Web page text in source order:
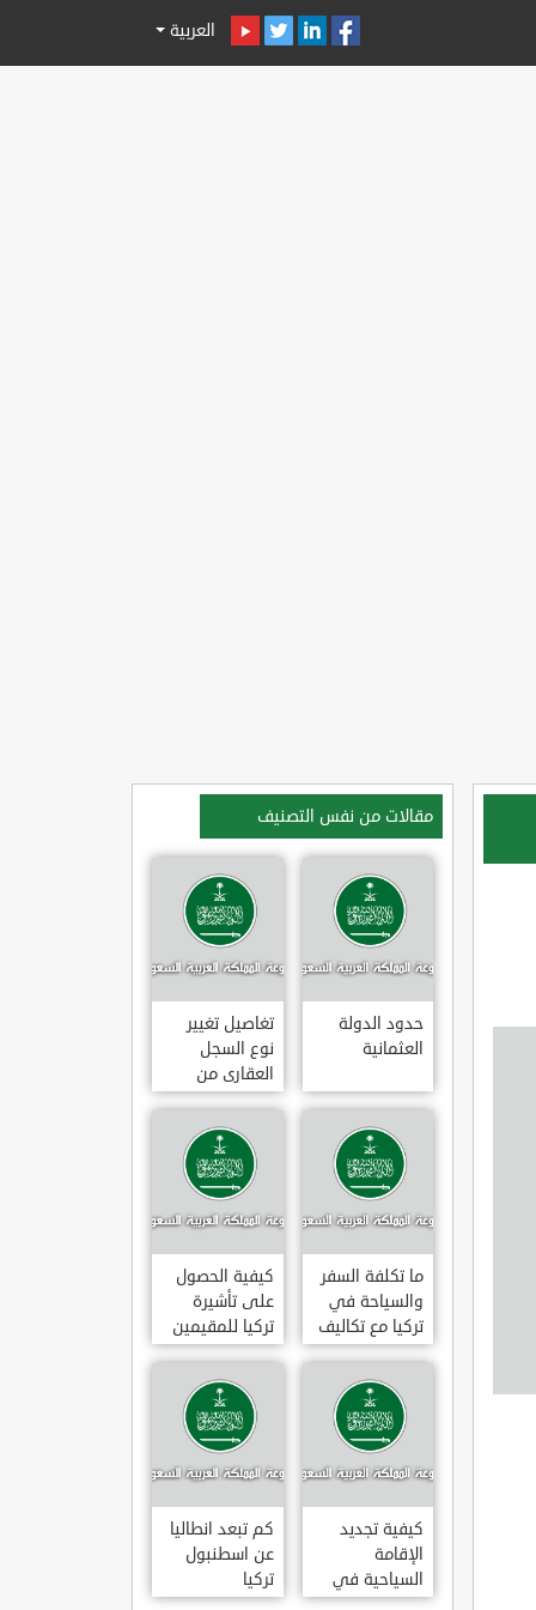
العربية
مقالات من نفس التصنيف
حدود الدولة
العثمانية
تغاصيل تغيير
نوع السجل
العقارى من
تجارى إلى
سكنى فى
تركيا
ما تكلفة السفر
والسياحة في
تركيا مع تكاليف
الاقامة
كيفية الحصول
على تأشيرة
تركيا للمقيمين
بالسعودية
2020
كيفية تجديد
الإقامة
السياحية في
تركيا وما
كم تبعد انطاليا
عن اسطنبول
تركيا